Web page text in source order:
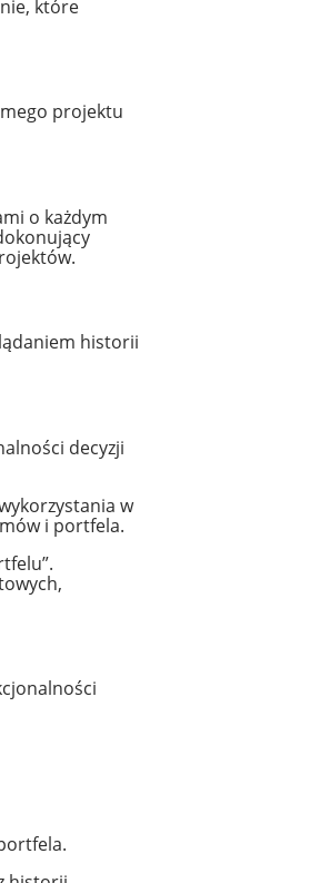
które
projektu
o każdym
historii
decyzji
w
i portfela.